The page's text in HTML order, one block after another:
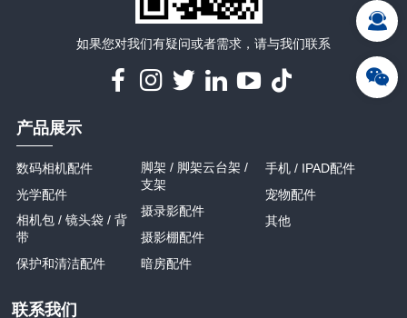
如果您对我们有疑问或者需求，请与我们联系
产品展示
数码相机配件
光学配件
相机包 / 镜头袋 / 背
带
保护和清洁配件
脚架 / 脚架云台架 /
支架
摄录影配件
摄影棚配件
暗房配件
手机 / IPAD配件
宠物配件
其他
联系我们